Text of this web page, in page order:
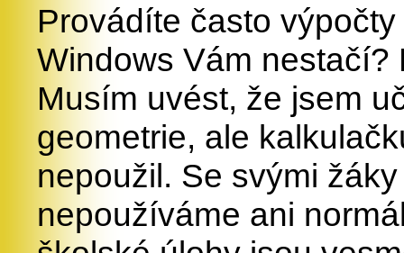
Provádíte často
Windows Vám nestačí?
Musím uvést, že jsem
geometrie, ale
nepoužil. Se svými
nepoužíváme ani